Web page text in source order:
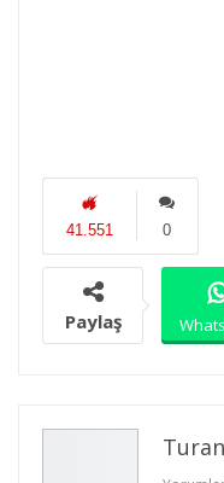
0
41.551
Paylaş